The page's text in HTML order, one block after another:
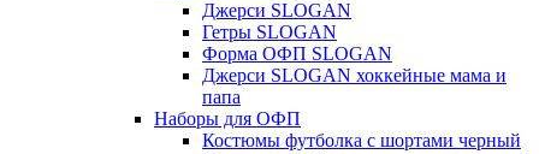
Джерси SLOGAN
Гетры SLOGAN
Форма ОФП SLOGAN
Джерси SLOGAN хоккейные мама и
папа
Наборы для ОФП
Костюмы футболка с шортами черный